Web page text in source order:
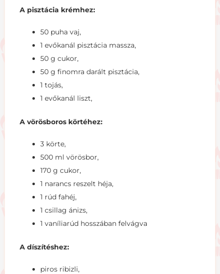
A pisztácia krémhez:
50 puha vaj,
1 evőkanál pisztácia massza,
50 g cukor,
50 g finomra darált pisztácia,
1 tojás,
1 evőkanál liszt,
A vörösboros körtéhez:
3 körte,
500 ml vörösbor,
170 g cukor,
1 narancs reszelt héja,
1 rúd fahéj,
1 csillag ánizs,
1 vaníliarúd hosszában felvágva
A díszítéshez:
piros ribizli,